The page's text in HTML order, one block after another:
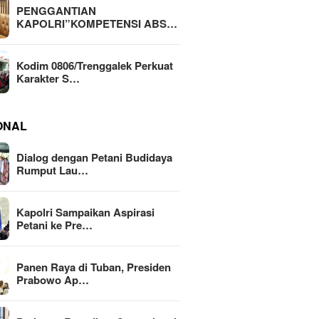
PENGGANTIAN
KAPOLRI”KOMPETENSI ABS…
Kodim 0806/Trenggalek Perkuat
Karakter S…
Dialog dengan Petani Budidaya
Rumput Lau…
Kapolri Sampaikan Aspirasi
Petani ke Pre…
Panen Raya di Tuban, Presiden
Prabowo Ap…